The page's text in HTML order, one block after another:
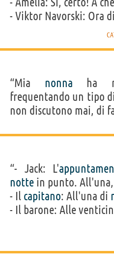
- Viktor Navorski: Ora di
“Mia nonna ha
frequentando un tipo
non discutono mai, di
“- Jack: L'
notte in punto.
- Il capitano: All'una di
- Il barone: Alle